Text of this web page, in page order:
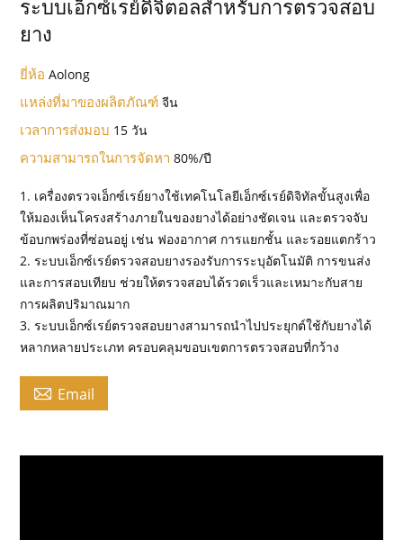
ระบบเอ็กซ์เรย์ดิจิตอลสำหรับการตรวจสอบ
ยาง
ยี่ห้อAolong
แหล่งที่มาของผลิตภัณฑ์จีน
เวลาการส่งมอบ 15 วัน
ความสามารถในการจัดหา80%/ปี
1. เครื่องตรวจเอ็กซ์เรย์ยางใช้เทคโนโลยีเอ็กซ์เรย์ดิจิทัลขั้นสูงเพื่อ
ให้มองเห็นโครงสร้างภายในของยางได้อย่างชัดเจน และตรวจจับ
ข้อบกพร่องที่ซ่อนอยู่ เช่น ฟองอากาศ การแยกชั้น และรอยแตกร้าว
2. ระบบเอ็กซ์เรย์ตรวจสอบยางรองรับการระบุอัตโนมัติ การขนส่ง
และการสอบเทียบ ช่วยให้ตรวจสอบได้รวดเร็วและเหมาะกับสาย
การผลิตปริมาณมาก
3. ระบบเอ็กซ์เรย์ตรวจสอบยางสามารถนำไปประยุกต์ใช้กับยางได้
หลากหลายประเภท ครอบคลุมขอบเขตการตรวจสอบที่กว้าง
 Email